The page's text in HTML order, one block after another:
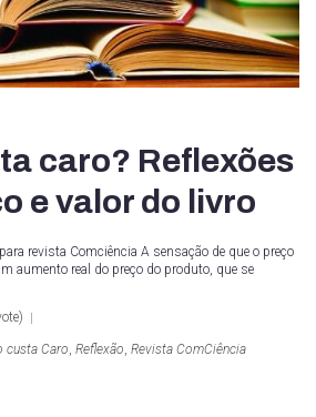
caro? Reflexões
e valor do livro
revista Comciência A sensação de que o preço
aumento real do preço do produto, que se
)
custa Caro, Reflexão, Revista ComCiência